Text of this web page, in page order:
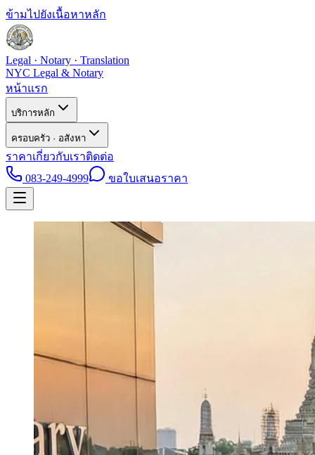
ข้ามไปยังเนื้อหาหลัก
Legal · Notary · Translation
NYC Legal & Notary
หน้าแรก
บริการหลัก
ครอบครัว · อสังหา
ราคาเกี่ยวกับเราติดต่อ
083-249-4999
ขอใบเสนอราคา